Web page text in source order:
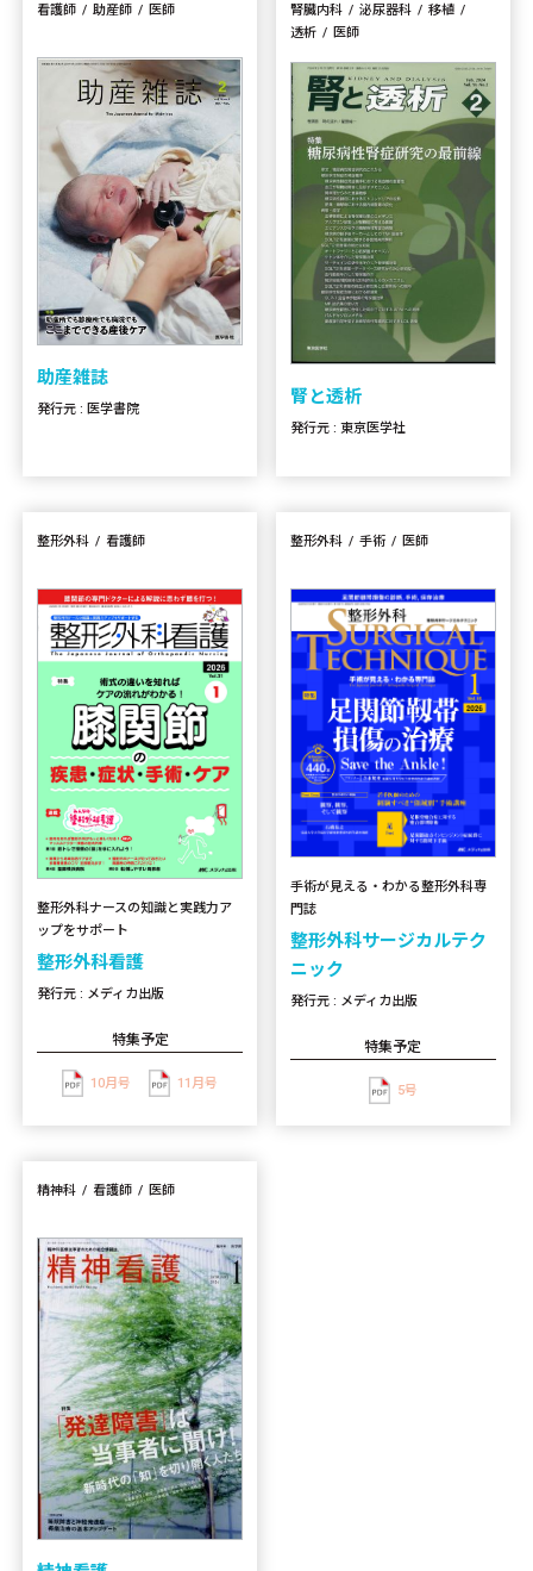
看護師 助産師 医師
助産雑誌
発行元 : 医学書院
腎臓内科 泌尿器科
移植
透析
医師
腎と透析
発行元 : 東京医学社
整形外科 看護師
整形外科ナースの知識と実践力ア
ップをサポート
整形外科看護
発行元 : メディカ出版
特集予定
10月号 11月号
整形外科 手術 医師
手術が見える・わかる整形外科専
門誌
整形外科サージカルテク
ニック
発行元 : メディカ出版
特集予定
5号
精神科 看護師 医師